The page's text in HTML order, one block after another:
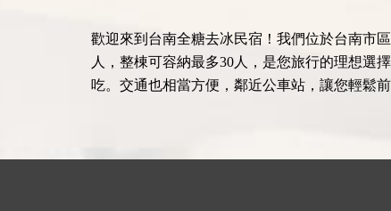
歡迎來到台南全糖去冰民宿！我們位於台南市
人，整棟可容納最多30人，是您旅行的理想選
吃。交通也相當方便，鄰近公車站，讓您輕鬆